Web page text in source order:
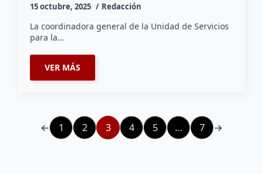
15 octubre, 2025 Redacción
La coordinadora general de la Unidad de Servicios
para la…
VER MÁS
← 1 2 3 4 5 … 7 →